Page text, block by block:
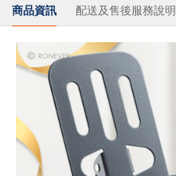
商品資訊 配送及售後服務說明